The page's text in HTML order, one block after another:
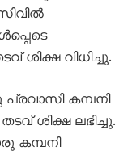
ശിക്ഷ വിധിച്ചു.
പ്രവാസി കമ്പനി
ശിക്ഷ ലഭിച്ചു.
കമ്പനി